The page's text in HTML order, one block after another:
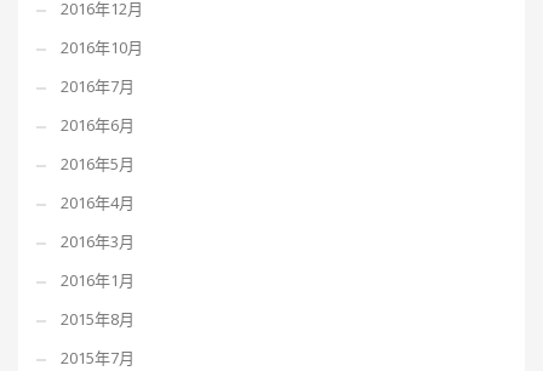
2016年12月
2016年10月
2016年7月
2016年6月
2016年5月
2016年4月
2016年3月
2016年1月
2015年8月
2015年7月